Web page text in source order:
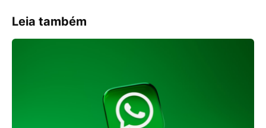
Leia também